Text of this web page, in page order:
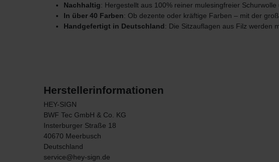
Nachhaltig: Hergestellt aus 100% reiner mulesingfreier
In über 40 Farben: Ob dezente oder kräftige Farben – mit der
Handgefertigt in Deutschland: Die Sitzauflagen aus Filz werden
Herstellerinformationen
HEY-SIGN
BWF Tec GmbH & Co. KG
Insterburger Straße 18
40670 Meerbusch
Deutschland
service@hey-sign.de